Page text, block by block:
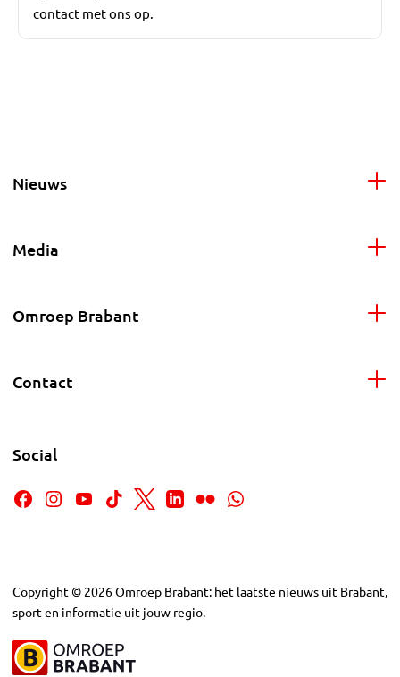
contact met ons op.
Nieuws
Media
Omroep Brabant
Contact
Social
Copyright © 2026Omroep Brabant: het laatste nieuws uit Brabant,
sport en informatie uit jouw regio.